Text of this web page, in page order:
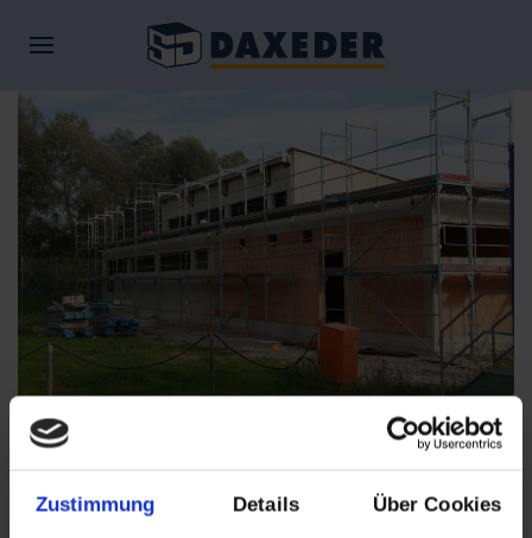
Zustimmung Details Über Cookies
Fertigstellung
Feuerwehrhaus Pullach